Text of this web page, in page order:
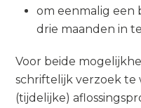
om eenmalig een
drie maanden in
Voor beide
schriftelijk verzoek te
(tijdelijke)